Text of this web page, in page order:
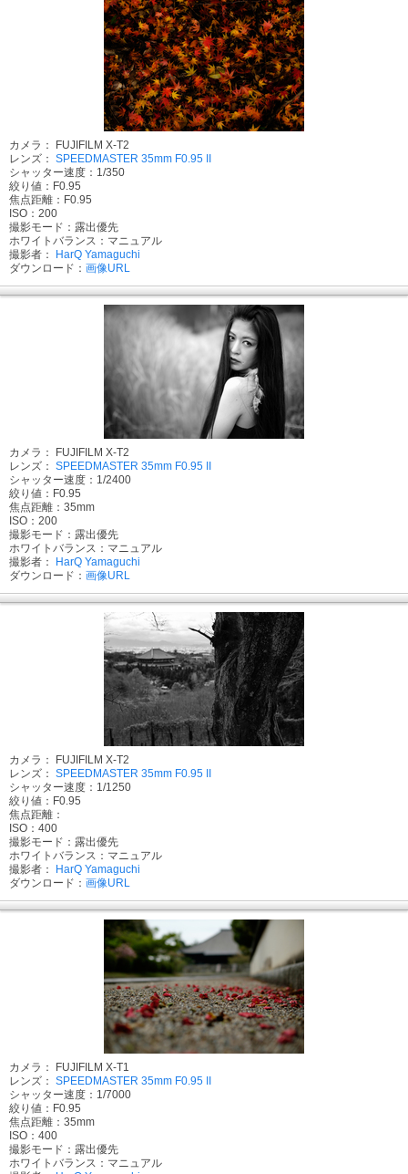
カメラ： FUJIFILM X-T2
レンズ： SPEEDMASTER 35mm F0.95 II
シャッター速度：1/350
絞り値：F0.95
焦点距離：F0.95
ISO：200
撮影モード：露出優先
ホワイトバランス：マニュアル
撮影者：
HarQ Yamaguchi
ダウンロード： 画像URL
カメラ： FUJIFILM X-T2
レンズ： SPEEDMASTER 35mm F0.95 II
シャッター速度：1/2400
絞り値：F0.95
焦点距離：35mm
ISO：200
撮影モード：露出優先
ホワイトバランス：マニュアル
撮影者：
HarQ Yamaguchi
ダウンロード： 画像URL
カメラ： FUJIFILM X-T2
レンズ： SPEEDMASTER 35mm F0.95 II
シャッター速度：1/1250
絞り値：F0.95
焦点距離：
ISO：400
撮影モード：露出優先
ホワイトバランス：マニュアル
撮影者：
HarQ Yamaguchi
ダウンロード： 画像URL
カメラ： FUJIFILM X-T1
レンズ： SPEEDMASTER 35mm F0.95 II
シャッター速度：1/7000
絞り値：F0.95
焦点距離：35mm
ISO：400
撮影モード：露出優先
ホワイトバランス：マニュアル